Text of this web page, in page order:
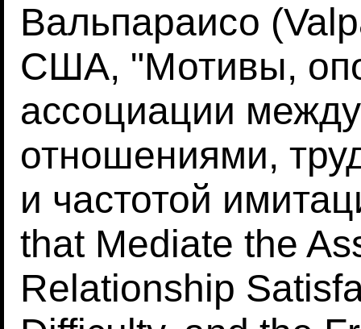
Вальпараисо
США, "Мотивы,
ассоциации
отношениями,
и частотой
that Mediate the
Relationship